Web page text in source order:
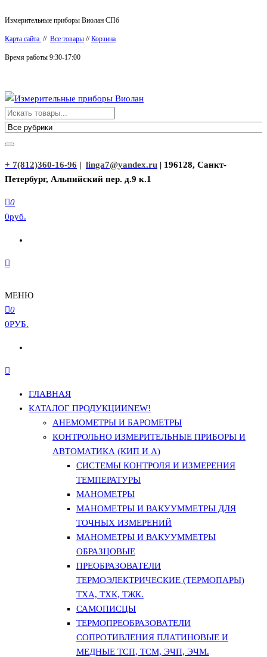
к
содержимому
Измерительные приборы Виолан СПб
Карта сайта // Все товары //Корзина
Время работы 9:30-17:00
Измерительные приборы Виолан
+ 7(812)360-16-96 | linga7@yandex.ru | 196128, Санкт-
Петербург, Альпийский пер. д.9 к.1
0
0руб.
МЕНЮ
0
0РУБ.
ГЛАВНАЯ
КАТАЛОГ ПРОДУКЦИИNEW!
АНЕМОМЕТРЫ И БАРОМЕТРЫ
КОНТРОЛЬНО ИЗМЕРИТЕЛЬНЫЕ ПРИБОРЫ И
АВТОМАТИКА (КИП И А)
СИСТЕМЫ КОНТРОЛЯ И ИЗМЕРЕНИЯ
ТЕМПЕРАТУРЫ
МАНОМЕТРЫ
МАНОМЕТРЫ И ВАКУУММЕТРЫ ДЛЯ
ТОЧНЫХ ИЗМЕРЕНИЙ
МАНОМЕТРЫ И ВАКУУММЕТРЫ
ОБРАЗЦОВЫЕ
ПРЕОБРАЗОВАТЕЛИ
ТЕРМОЭЛЕКТРИЧЕСКИЕ (ТЕРМОПАРЫ)
ТХА, ТХК, ТЖК.
САМОПИСЦЫ
ТЕРМОПРЕОБРАЗОВАТЕЛИ
СОПРОТИВЛЕНИЯ ПЛАТИНОВЫЕ И
МЕДНЫЕ ТСП, ТСМ, ЭЧП, ЭЧМ.